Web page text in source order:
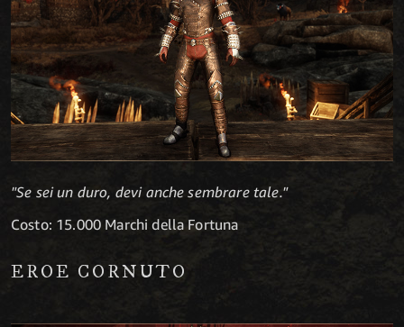
"Se sei un duro, devi anche sembrare tale."
Costo: 15.000 Marchi della Fortuna
EROE CORNUTO